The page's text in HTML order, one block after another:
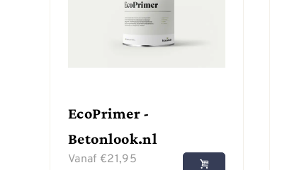
EcoPrimer -
Betonlook.nl
Vanaf €21,95